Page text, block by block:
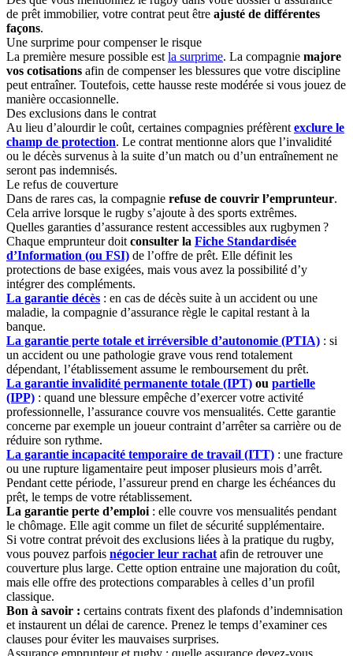
de prêt immobilier, votre contrat peut être ajusté de différentes
façons.
Une surprime pour compenser le risque
La première mesure possible est la surprime. La compagnie majore
vos cotisations afin de compenser les blessures que votre discipline
peut entraîner. Toutefois, cette hausse reste modérée si vous jouez de
manière occasionnelle.
Des exclusions dans le contrat
Au lieu d’alourdir le coût, certaines compagnies préfèrent exclure le
champ de protection. Le contrat mentionne alors que l’invalidité
ou le décès survenus à la suite d’un match ou d’un entraînement ne
seront pas indemnisés.
Le refus de couverture
Dans de rares cas, la compagnie refuse de couvrir l’emprunteur.
Cela arrive lorsque le rugby s’ajoute à des sports extrêmes.
Quelles garanties d’assurance restent accessibles aux rugbymen ?
Chaque emprunteur doit consulter la Fiche Standardisée
d’Information (ou FSI) de l’offre de prêt. Elle définit les
protections de base exigées, mais vous avez la possibilité d’y
intégrer des compléments.
La garantie décès : en cas de décès suite à un accident ou une
maladie, la compagnie d’assurance règle le capital restant à la
banque.
La garantie perte totale et irréversible d’autonomie (PTIA) : si
un accident ou une pathologie grave vous rend totalement
dépendant, l’établissement assume le remboursement du prêt.
La garantie invalidité permanente totale (IPT) ou partielle
(IPP) : quand une blessure empêche d’exercer votre activité
professionnelle, l’assurance couvre vos mensualités. Cette garantie
concerne par exemple un joueur contraint d’arrêter sa carrière ou de
réduire son rythme.
La garantie incapacité temporaire de travail (ITT) : une fracture
ou une rupture ligamentaire peut imposer plusieurs mois d’arrêt.
Pendant cette période, l’assureur prend en charge les échéances du
prêt, le temps de votre rétablissement.
La garantie perte d’emploi : elle couvre vos mensualités pendant
le chômage. Elle agit comme un filet de sécurité supplémentaire.
Si votre contrat prévoit des exclusions liées à la pratique du rugby,
vous pouvez parfois négocier leur rachat afin de retrouver une
couverture plus large. Cette option entraine une majoration du coût,
mais elle offre des protections comparables à celles d’un profil
classique.
Bon à savoir : certains contrats fixent des plafonds d’indemnisation
et instaurent un délai de carence. Prenez le temps d’examiner ces
clauses pour éviter les mauvaises surprises.
Assurance emprunteur et rugby : quelle assurance devez-vous